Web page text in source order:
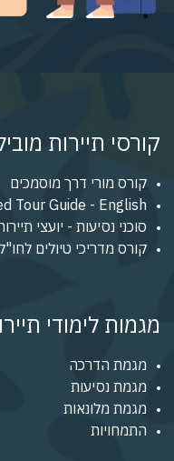
קורסי תיירות
קורס מורי דרך מוסמכים
Tour Guide - English
סוכני נסיעות - יועצי
קורס מדריכי טיולים
מגמות לימודי
מגמת הדרכה
מגמת נסיעות
מגמת מלונאות
התמחויות